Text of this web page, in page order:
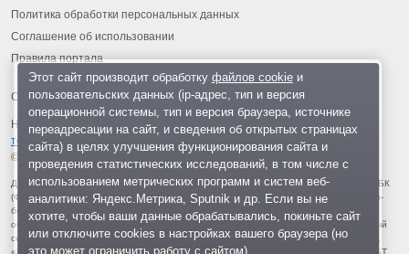
Политика обработки персональных данных
Соглашение об использовании
Правила портала
На информационном ресурсе применяются рекомендательные
технологии
© 2013-2026 «ОИНФО»,
сделано в Одинцово
Для читателей: В России признаны экстремистскими и запрещены организации ФБК
(Фонд борьбы с коррупцией, признан иноагентом), Штабы Навального, «Национал-
большевистская партия», «Свидетели Иеговы», «Армия воли народа», «Русский
общенациональный союз», «Движение против нелегальной иммиграции», «Правый
сектор», УНА-УНСО, УПА, «Тризуб им. Степана Бандеры», «Мизантропик дивижн»,
«Меджлис крымскотатарского народа», движение «Артподготовка», движение ЛГБТ,
Этот сайт производит обработку файлов cookieи
пользовательских данных (ip-адрес, тип и версия
операционной системы, тип и версия браузера, источнике
переадресации на сайт, и сведения об открытых страницах
сайта) в целях улучшения функционирования сайта и
проведения статистических исследований, в том числе с
использованием метрических программ и систем веб-
аналитики: Яндекс.Метрика, Sputnik и др. Если вы не
хотите, чтобы ваши данные обрабатывались, покиньте сайт
или отключите cookies в настройках вашего браузера (но
это может ограничить работу с сайтом).